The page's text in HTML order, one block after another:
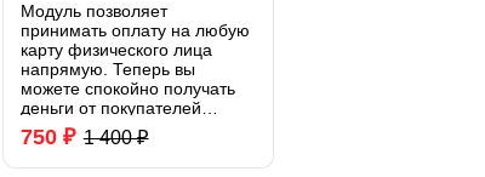
Модуль позволяет
принимать оплату на любую
карту физического лица
напрямую. Теперь вы
можете спокойно получать
деньги от покупателей
напрямую на Вашу карту
моментально.
750 ₽ 1 400 ₽